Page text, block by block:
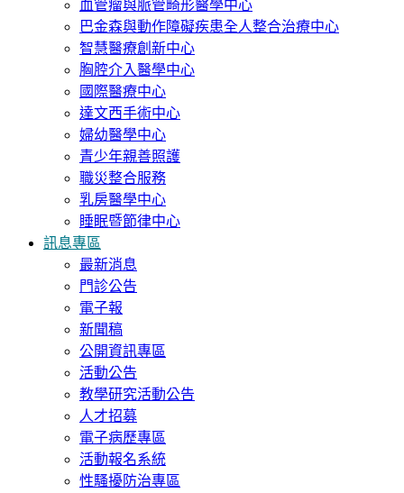
血管瘤與脈管畸形醫學中心
巴金森與動作障礙疾患全人整合治療中心
智慧醫療創新中心
胸腔介入醫學中心
國際醫療中心
達文西手術中心
婦幼醫學中心
青少年親善照護
職災整合服務
乳房醫學中心
睡眠暨節律中心
訊息專區
最新消息
門診公告
電子報
新聞稿
公開資訊專區
活動公告
教學研究活動公告
人才招募
電子病歷專區
活動報名系統
性騷擾防治專區